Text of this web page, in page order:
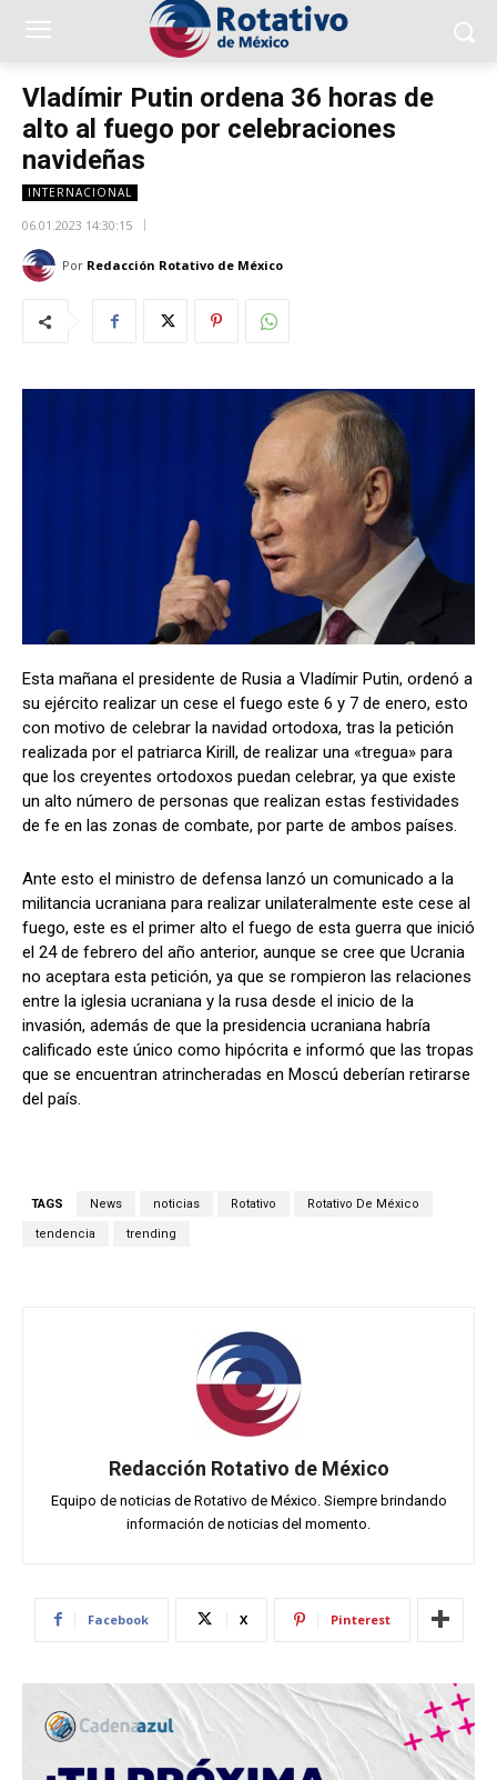
Vladímir Putin ordena 36 horas de
alto al fuego por celebraciones
navideñas
INTERNACIONAL
06.01.2023 14:30:15
Por Redacción Rotativo de México
Esta mañana el presidente de Rusia a Vladímir Putin, ordenó a
su ejército realizar un cese el fuego este 6 y 7 de enero, esto
con motivo de celebrar la navidad ortodoxa, tras la petición
realizada por el patriarca Kirill, de realizar una «tregua» para
que los creyentes ortodoxos puedan celebrar, ya que existe
un alto número de personas que realizan estas festividades
de fe en las zonas de combate, por parte de ambos países.
Ante esto el ministro de defensa lanzó un comunicado a la
militancia ucraniana para realizar unilateralmente este cese al
fuego, este es el primer alto el fuego de esta guerra que inició
el 24 de febrero del año anterior, aunque se cree que Ucrania
no aceptara esta petición, ya que se rompieron las relaciones
entre la iglesia ucraniana y la rusa desde el inicio de la
invasión, además de que la presidencia ucraniana habría
calificado este único como hipócrita e informó que las tropas
que se encuentran atrincheradas en Moscú deberían retirarse
del país.
TAGS News noticias Rotativo Rotativo De México
tendencia trending
Redacción Rotativo de México
Equipo de noticias de Rotativo de México. Siempre brindando
información de noticias del momento.
Facebook X Pinterest